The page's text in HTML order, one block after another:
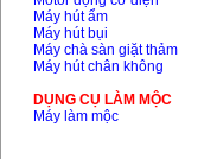
Máy hút ẩm
Máy hút bụi
Máy chà sàn giặt thảm
Máy hút chân không
DỤNG CỤ LÀM MỘC
Máy làm mộc